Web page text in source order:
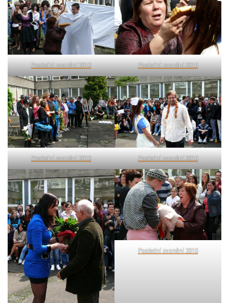
Poslední zvonění 2010 Poslední zvonění 2010
Poslední zvonění 2010 Poslední zvonění 2010
Poslední zvonění 2010